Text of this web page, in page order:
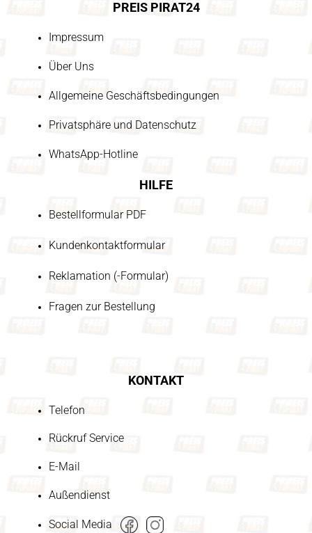
PREIS PIRAT24
Impressum
Über Uns
Allgemeine Geschäftsbedingungen
Privatsphäre und Datenschutz
WhatsApp-Hotline
HILFE
Bestellformular PDF
Kundenkontaktformular
Reklamation (-Formular)
Fragen zur Bestellung
KONTAKT
Telefon
Rückruf Service
E-Mail
Außendienst
Social Media